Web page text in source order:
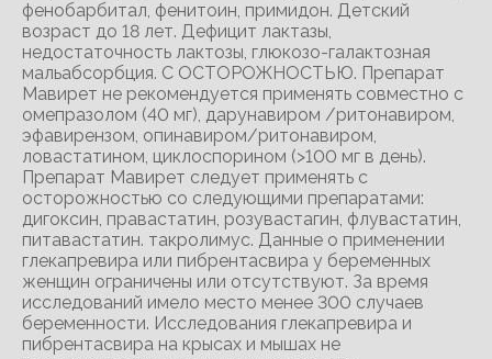
фенобарбитал, фенитоин, примидон. Детский
возраст до 18 лет. Дефицит лактазы,
недостаточность лактозы, глюкозо-галактозная
мальабсорбция. С ОСТОРОЖНОСТЬЮ. Препарат
Мавирет не рекомендуется применять совместно с
омепразолом (40 мг), дарунавиром /ритонавиром,
эфавирензом, опинавиром/ритонавиром,
ловастатином, циклоспорином (>100 мг в день).
Препарат Мавирет следует применять с
осторожностью со следующими препаратами:
дигоксин, правастатин, розувастагин, флувастатин,
питавастатин. такролимус. Данные о применении
глекапревира или пибрентасвира у беременных
женщин ограничены или отсутствуют. За время
исследований имело место менее 300 случаев
беременности. Исследования глекапревира и
пибрентасвира на крысах и мышах не